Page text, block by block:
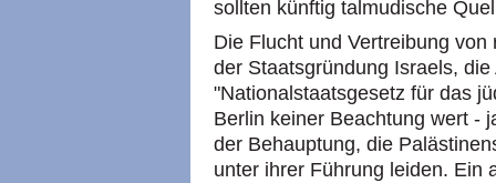
sollten künftig talmudische
Die Flucht und Vertreibung
der Staatsgründung Israels,
"Nationalstaatsgesetz für das
Berlin keiner Beachtung wert -
der Behauptung, die
unter ihrer Führung leiden. Ein